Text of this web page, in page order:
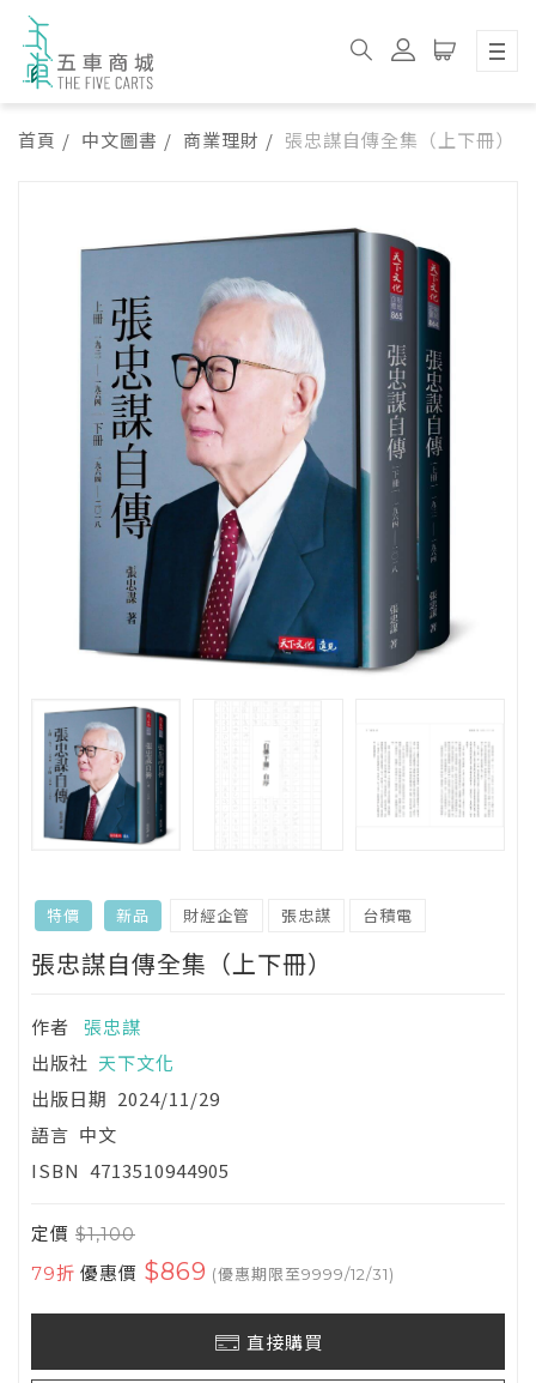
首頁 中文圖書 商業理財 張忠謀自傳全集（上下冊）
特價 新品 財經企管 張忠謀 台積電
張忠謀自傳全集（上下冊）
作者
張忠謀
出版社 天下文化
出版日期 2024/11/29
語言 中文
ISBN 4713510944905
定價 $1,100
79折 優惠價 $869 (優惠期限至9999/12/31)
直接購買